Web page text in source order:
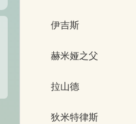
伊吉斯
赫米娅之父
拉山德
狄米特律斯